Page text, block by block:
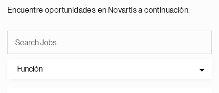
Encuentre oportunidades en Novartis a continuación.
Función